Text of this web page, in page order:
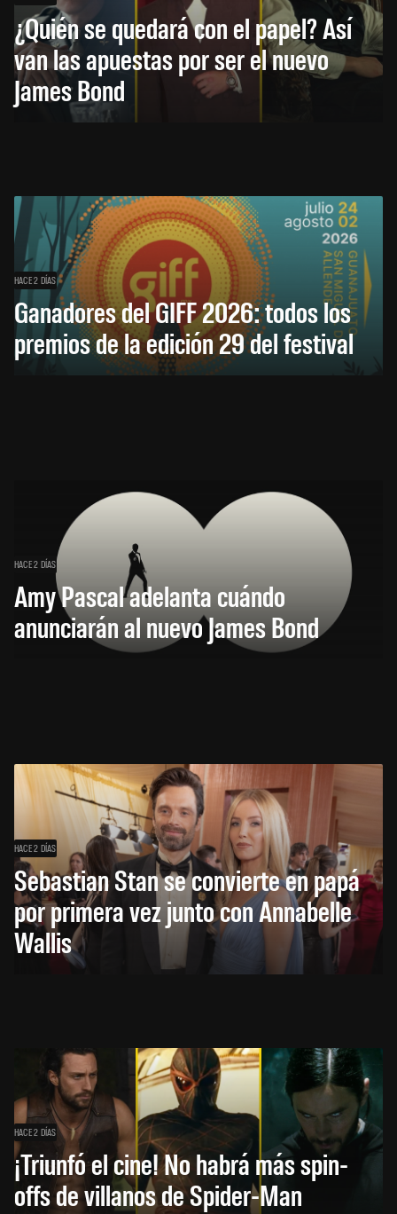
¿Quién se quedará con el papel? Así
van las apuestas por ser el nuevo
James Bond
HACE 2 DÍAS
Ganadores del GIFF 2026: todos los
premios de la edición 29 del festival
HACE 2 DÍAS
Amy Pascal adelanta cuándo
anunciarán al nuevo James Bond
HACE 2 DÍAS
Sebastian Stan se convierte en papá
por primera vez junto con Annabelle
Wallis
HACE 2 DÍAS
¡Triunfó el cine! No habrá más spin-
offs de villanos de Spider-Man